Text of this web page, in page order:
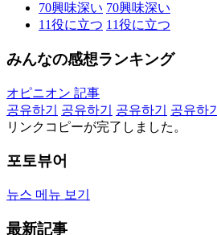
70興味深い 70興味深い
11役に立つ 11役に立つ
みんなの感想ランキング
オピニオン 記事
공유하기
공유하기 공유하기 공유하기
リンクコピーが完了しました。
포토뷰어
뉴스 메뉴 보기
最新記事